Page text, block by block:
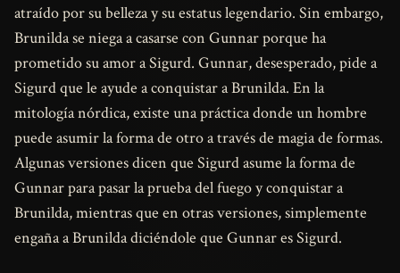
atraído por su belleza y su estatus legendario. Sin embargo,
Brunilda se niega a casarse con Gunnar porque ha
prometido su amor a Sigurd. Gunnar, desesperado, pide a
Sigurd que le ayude a conquistar a Brunilda. En la
mitología nórdica, existe una práctica donde un hombre
puede asumir la forma de otro a través de magia de formas.
Algunas versiones dicen que Sigurd asume la forma de
Gunnar para pasar la prueba del fuego y conquistar a
Brunilda, mientras que en otras versiones, simplemente
engaña a Brunilda diciéndole que Gunnar es Sigurd.